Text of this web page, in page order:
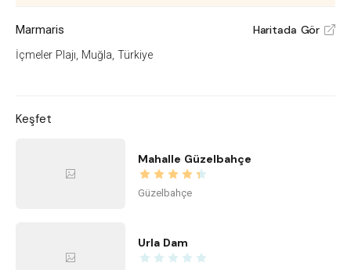
Marmaris Haritada Gör V
İçmeler Plajı, Muğla, Türkiye
Keşfet
Mahalle Güzelbahçe
Güzelbahçe
Urla Dam